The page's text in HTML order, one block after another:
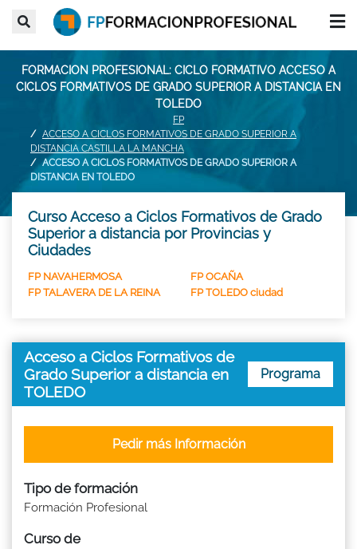
FORMACION PROFESIONAL: CICLO FORMATIVO ACCESO A
CICLOS FORMATIVOS DE GRADO SUPERIOR A DISTANCIA EN
TOLEDO
FP
ACCESO A CICLOS FORMATIVOS DE GRADO SUPERIOR A
DISTANCIA CASTILLA LA MANCHA
ACCESO A CICLOS FORMATIVOS DE GRADO SUPERIOR A
DISTANCIA EN TOLEDO
Curso Acceso a Ciclos Formativos de Grado
Superior a distancia por Provincias y
Ciudades
FP NAVAHERMOSA
FP OCAÑA
FP TALAVERA DE LA REINA
FP TOLEDO ciudad
Acceso a Ciclos Formativos de
Grado Superior a distancia en
TOLEDO
Programa
Tipo de formación
Formación Profesional
Curso de
Pedir más Información